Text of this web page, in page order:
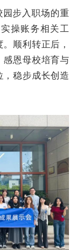
步入职场的重
操账务相关工
顺利转正后，
感恩母校培育与
稳步成长创造